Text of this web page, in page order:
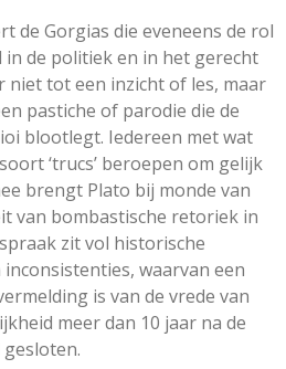
de Gorgias die eveneens de rol
in de politiek en in het gerecht
niet tot een inzicht of les, maar
pastiche of parodie die de
blootlegt. Iedereen met wat
‘trucs’ beroepen om gelijk
brengt Plato bij monde van
van bombastische retoriek in
zit vol historische
waarvan een
is van de vrede van
meer dan 10 jaar na de